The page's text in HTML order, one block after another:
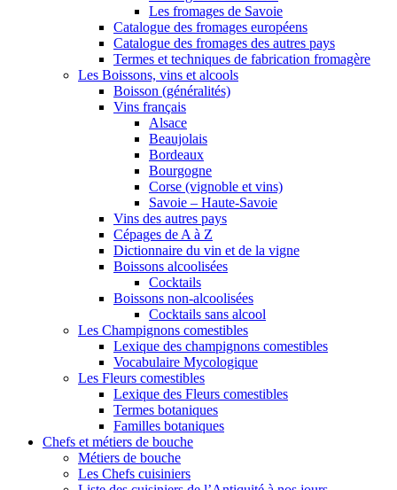
Les fromages de Savoie
Catalogue des fromages européens
Catalogue des fromages des autres pays
Termes et techniques de fabrication fromagère
Les Boissons, vins et alcools
Boisson (généralités)
Vins français
Alsace
Beaujolais
Bordeaux
Bourgogne
Corse (vignoble et vins)
Savoie – Haute-Savoie
Vins des autres pays
Cépages de A à Z
Dictionnaire du vin et de la vigne
Boissons alcoolisées
Cocktails
Boissons non-alcoolisées
Cocktails sans alcool
Les Champignons comestibles
Lexique des champignons comestibles
Vocabulaire Mycologique
Les Fleurs comestibles
Lexique des Fleurs comestibles
Termes botaniques
Familles botaniques
Chefs et métiers de bouche
Métiers de bouche
Les Chefs cuisiniers